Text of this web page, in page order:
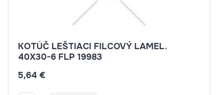
KOTÚČ LEŠTIACI FILCOVÝ LAMEL.
40X30-6 FLP 19983
5,64 €